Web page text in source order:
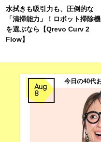
水拭きも吸引力も、圧倒的な
「清掃能力」！ロボット掃除機
を選ぶなら【Qrevo Curv 2
Flow】
Aug
8
今日の40代